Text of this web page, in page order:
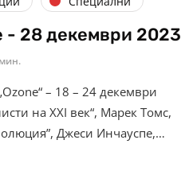
28 декември 2023
– 18 – 24 декември
на XXI век“, Марек Томс,
Джеси Инчауспе,…